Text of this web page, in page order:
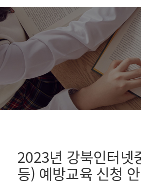
2023년 강북인터넷
등) 예방교육 신청